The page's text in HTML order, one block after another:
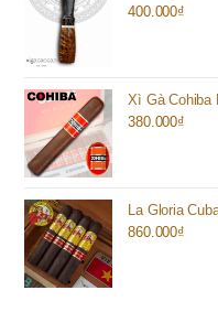
400.000₫
Xì Gà Cohiba
380.000₫
La Gloria
860.000₫